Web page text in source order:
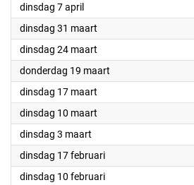
dinsdag 7 april2026
dinsdag 31 maart
dinsdag 24 maart
donderdag 19 maart
dinsdag 17 maart
dinsdag 10 maart
dinsdag 3 maart
dinsdag 17 februari2026
dinsdag 10 februari2026